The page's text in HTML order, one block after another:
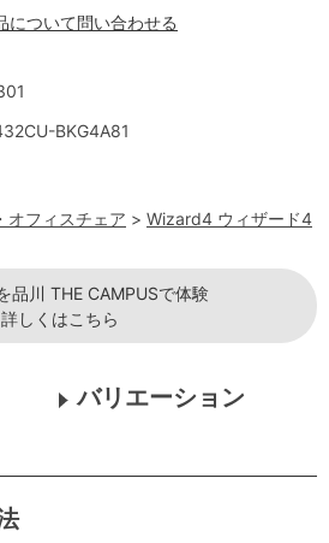
BKG4A81
オフィスチェア > Wizard4 ウィザード4
について問い合わせる
品川 THE CAMPUSで体験
詳しくはこちら
バリエーション